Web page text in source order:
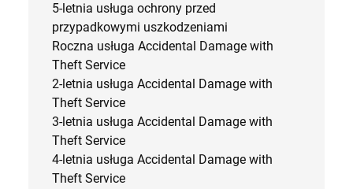
5-letnia usługa ochrony przed
przypadkowymi uszkodzeniami
Roczna usługa Accidental Damage with
Theft Service
2-letnia usługa Accidental Damage with
Theft Service
3-letnia usługa Accidental Damage with
Theft Service
4-letnia usługa Accidental Damage with
Theft Service